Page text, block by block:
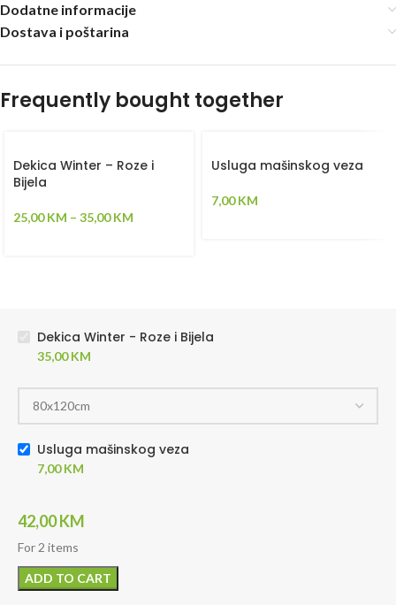
Dodatne informacije
Dostava i poštarina
Frequently bought together
Dekica Winter – Roze i
Bijela
25,00KM – 35,00KM
Usluga mašinskog veza
7,00KM
Dekica Winter - Roze i Bijela
35,00KM
Usluga mašinskog veza
7,00KM
42,00KM
For 2 items
ADD TO CART